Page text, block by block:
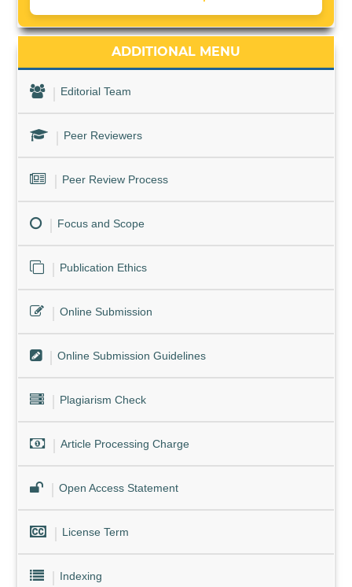
ADDITIONAL MENU
Editorial Team
Peer Reviewers
Peer Review Process
Focus and Scope
Publication Ethics
Online Submission
Online Submission Guidelines
Plagiarism Check
Article Processing Charge
Open Access Statement
License Term
Indexing